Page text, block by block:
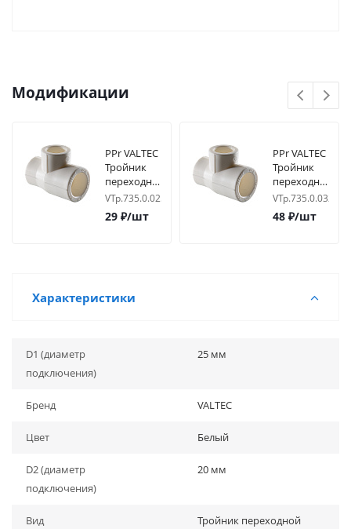
Модификации
PPr VALTEC
Тройник
переходной
25х20х25
VTp.735.0.025020025
29 ₽/шт
PPr VALTEC
Тройник
переходной
32х20х32
48 ₽/шт
Характеристики
D1 (диаметр
подключения)
25 мм
Бренд VALTEC
Цвет Белый
D2 (диаметр
подключения)
20 мм
Вид Тройник переходной